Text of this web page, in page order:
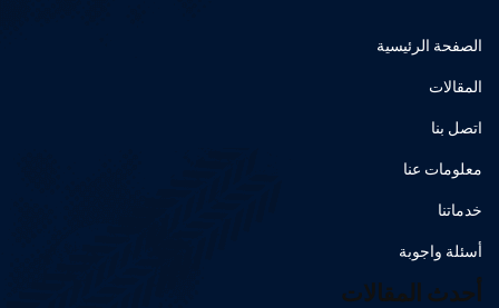
الصفحة الرئيسية
المقالات
اتصل بنا
معلومات عنا
خدماتنا
أسئلة واجوبة
أحدث المقالات